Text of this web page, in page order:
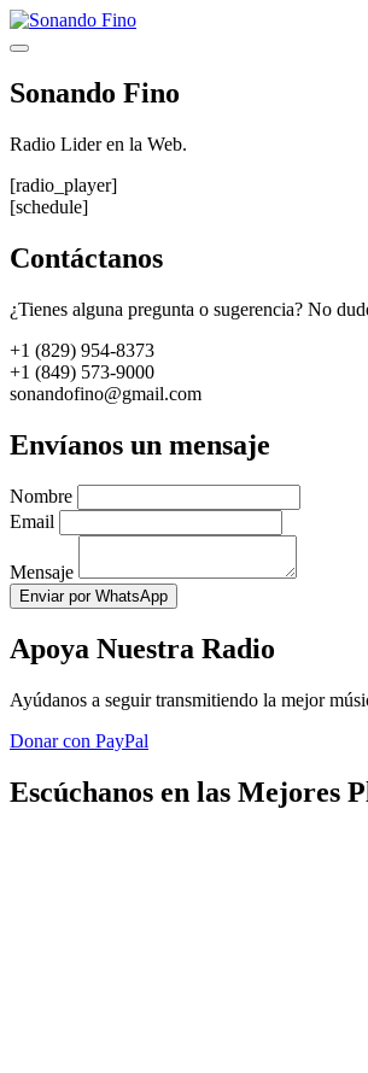
Saltar
al
Menú
Sonando Fino
Radio Lider en la Web.
[radio_player]
[schedule]
Contáctanos
¿Tienes alguna pregunta o sugerencia? No
+1 (829) 954-8373
+1 (849) 573-9000
sonandofino@gmail.com
Envíanos un mensaje
Nombre
Email
Mensaje
Enviar por WhatsApp
Apoya Nuestra Radio
Ayúdanos a seguir transmitiendo la mejor
Donar con PayPal
Escúchanos en las Mejores